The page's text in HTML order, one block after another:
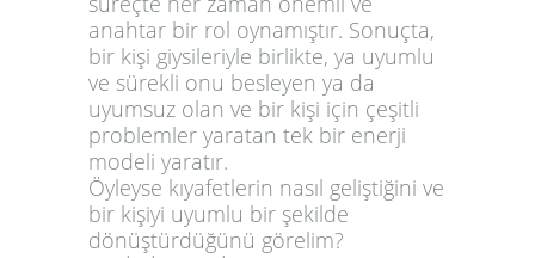
anahtar bir rol oynamıştır. Sonuçta,
bir kişi giysileriyle birlikte, ya uyumlu
ve sürekli onu besleyen ya da
uyumsuz olan ve bir kişi için çeşitli
problemler yaratan tek bir enerji
modeli yaratır.
Öyleyse kıyafetlerin nasıl geliştiğini ve
bir kişiyi uyumlu bir şekilde
dönüştürdüğünü görelim?